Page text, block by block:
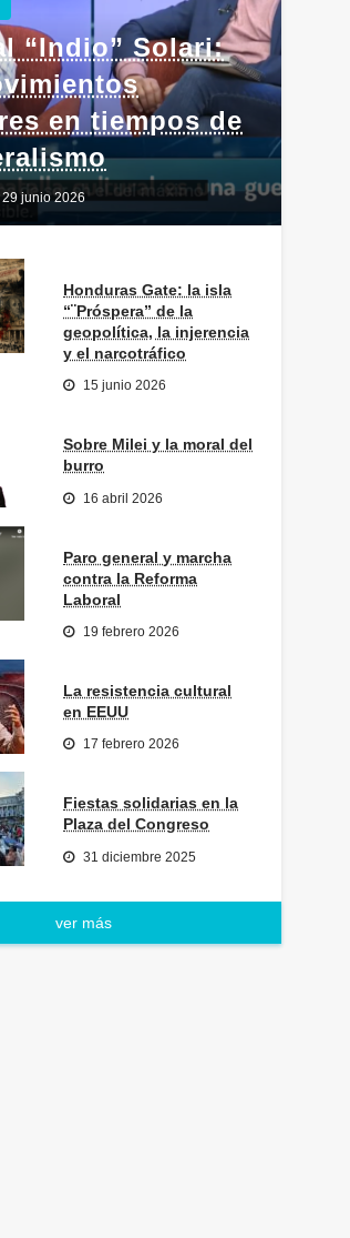
“Indio” Solari:
en tiempos de
29 junio 2026
Honduras Gate: la isla
“¨Próspera” de la
geopolítica, la injerencia
y el narcotráfico
15 junio 2026
Sobre Milei y la moral del
burro
16 abril 2026
Paro general y marcha
contra la Reforma
Laboral
19 febrero 2026
La resistencia cultural
en EEUU
17 febrero 2026
Fiestas solidarias en la
Plaza del Congreso
31 diciembre 2025
ver más